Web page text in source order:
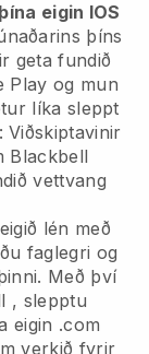
eigin IOS
þíns
geta fundið
Play og mun
líka sleppt
Blackbell
vettvang
lén með
faglegri og
Með því
, slepptu
eigin .com
verkið fyrir